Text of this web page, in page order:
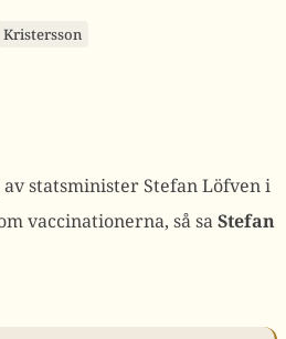
Kristersson
statsminister Stefan Löfven i
vaccinationerna, så saStefan